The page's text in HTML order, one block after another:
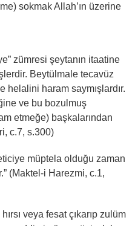
sokmak Allah’ın üzerine
zümresi şeytanın itaatine
Beytülmale tecavüz
helalini haram saymışlardır.
ve bu bozulmuş
etmeğe) başkalarından
c.7, s.300)
müptela olduğu zaman
(Maktel-i Harezmi, c.1,
veya fesat çıkarıp zulüm